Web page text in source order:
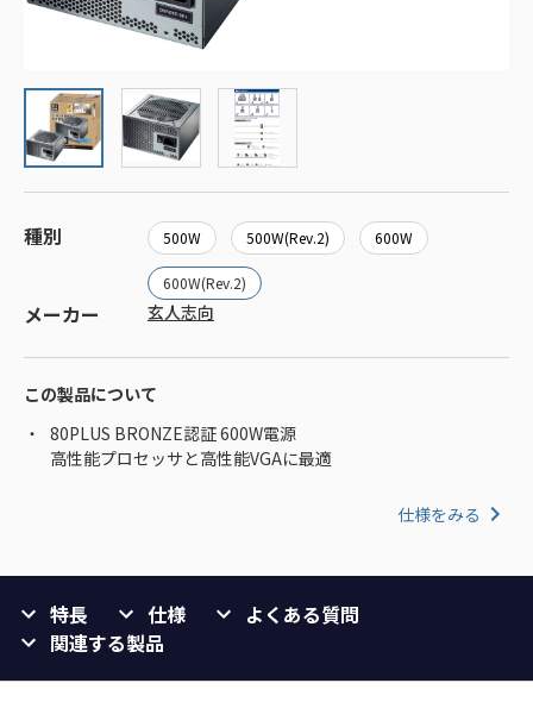
種別 500W 500W(Rev.2) 600W
600W(Rev.2)
メーカー 玄人志向
この製品について
80PLUS BRONZE認証 600W電源
高性能プロセッサと高性能VGAに最適
仕様をみる
特長 仕様
よくある質問
関連する製品